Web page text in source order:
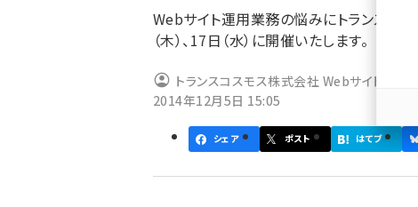
Webサイト運用業務の悩みにトランスコス
（木）、17日（水）に開催いたします。
トランスコスモス株式会社 Webサイト運用
2014年12月5日 15:05
シェア ポスト はてブ